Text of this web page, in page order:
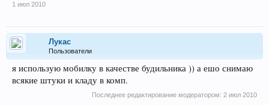
1 июл 2010
Лукас
Пользователи
я использую мобилку в качестве будильника )) а ешо снимаю
всякие штуки и кладу в комп.
Последнее редактирование модератором: 2 июл 2010